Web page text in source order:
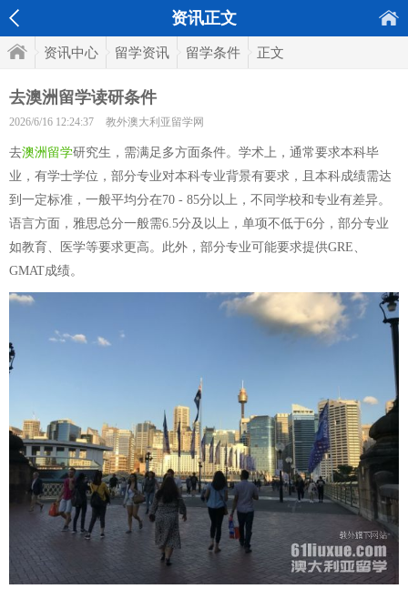
资讯正文
资讯中心 留学资讯 留学条件 正文
去澳洲留学读研条件
2026/6/16 12:24:37 教外澳大利亚留学网
去澳洲留学研究生，需满足多方面条件。学术上，通常要求本科毕
业，有学士学位，部分专业对本科专业背景有要求，且本科成绩需达
到一定标准，一般平均分在70 - 85分以上，不同学校和专业有差异。
语言方面，雅思总分一般需6.5分及以上，单项不低于6分，部分专业
如教育、医学等要求更高。此外，部分专业可能要求提供GRE、
GMAT成绩。